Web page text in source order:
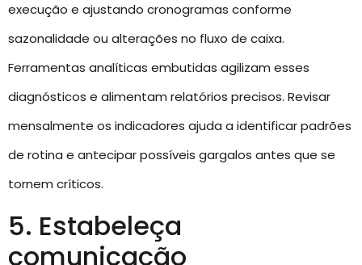
execução e ajustando cronogramas conforme
sazonalidade ou alterações no fluxo de caixa.
Ferramentas analíticas embutidas agilizam esses
diagnósticos e alimentam relatórios precisos. Revisar
mensalmente os indicadores ajuda a identificar padrões
de rotina e antecipar possíveis gargalos antes que se
tornem críticos.
5. Estabeleça
comunicação